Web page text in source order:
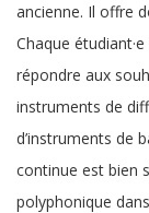
ancienne. Il offre
Chaque
répondre aux
instruments de
d’instruments de
continue est bien
polyphonique